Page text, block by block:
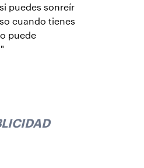
puedes sonreír
cuando tienes
puede